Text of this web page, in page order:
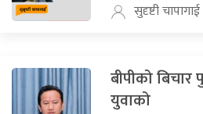
सुदृष्टी चापागाई
बीपीको बिचार
युवाको